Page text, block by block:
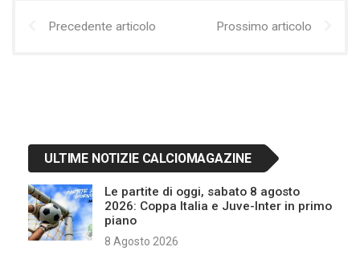
Precedente articolo Prossimo articolo
ULTIME NOTIZIE CALCIOMAGAZINE
Le partite di oggi, sabato 8 agosto
2026: Coppa Italia e Juve-Inter in primo
piano
8 Agosto 2026